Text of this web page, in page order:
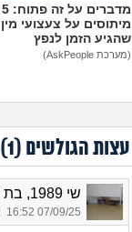
מדברים על זה פתוח: 5
מיתוסים על צעצועי מין
שהגיע הזמן לנפץ
(מערכת AskPeople)
עצות הגולשים (1
)
שי 1989, בת 36
07/09/25 16:52